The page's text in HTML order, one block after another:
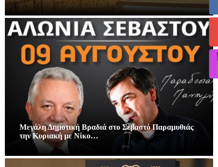
Μεγάλη Δημοτική Βραδιά στο Σεβαστό Παραμυθιάς
την Κυριακή με Νίκο…